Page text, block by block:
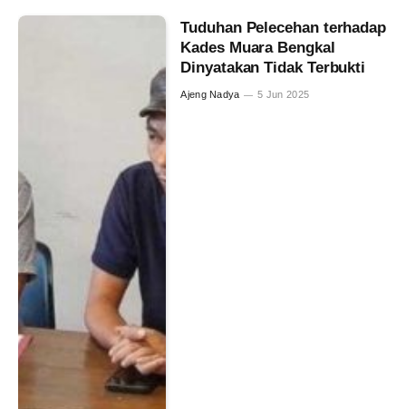
Tuduhan Pelecehan terhadap
Kades Muara Bengkal
Dinyatakan Tidak Terbukti
Ajeng Nadya 5 Jun 2025